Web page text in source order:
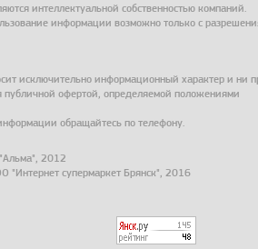
интеллектуальной собственностью компаний.
информации возможно только с
исключительно информационный характер и ни
публичной офертой, определяемой положениями
обращайтесь по телефону.
2012
"Интернет супермаркет Брянск", 2016